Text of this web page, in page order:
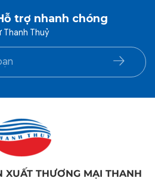
trợ nhanh chóng
Thuỷ
XUẤT THƯƠNG MẠI THANH